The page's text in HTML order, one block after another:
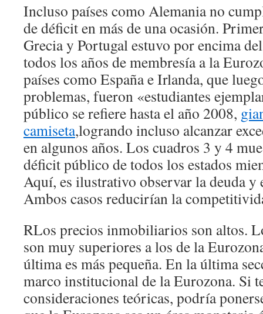
Incluso países como Alemania no
de déficit en más de una ocasión.
Grecia y Portugal estuvo por encima
todos los años de membresía a la
países como España e Irlanda, que
problemas, fueron «estudiantes
público se refiere hasta el año 2008,
camiseta,logrando incluso alcanzar
en algunos años. Los cuadros 3 y 4
déficit público de todos los estados
Aquí, es ilustrativo observar la deuda
Ambos casos reducirían la
RLos precios inmobiliarios son altos.
son muy superiores a los de la
última es más pequeña. En la última
marco institucional de la Eurozona. Si
consideraciones teóricas, podría